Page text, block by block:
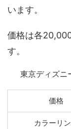
います。
価格は各
す。
東京ディズニ
価格
カラーリ